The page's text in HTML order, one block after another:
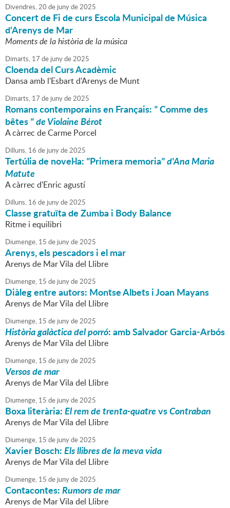
Divendres,20 de junyde2025
Concert de Fi de curs Escola Municipal de Música
d'Arenys de Mar
Moments de la història de la música
Dimarts, 17 de junyde2025
Cloenda del Curs Acadèmic
Dansa amb l'Esbart d'Arenys de Munt
Dimarts, 17 de junyde2025
Romans contemporains en Français: "Comme des
bêtes" de Violaine Bérot
A càrrec de Carme Porcel
Dilluns, 16 de junyde2025
Tertúlia de novel·la: "Primera memoria" d'Ana Maria
Matute
A càrrec d'Enric agustí
Dilluns, 16 de junyde2025
Classe gratuïta de Zumba i Body Balance
Ritme i equilibri
Diumenge, 15 de junyde2025
Arenys, els pescadors i el mar
Arenys de Mar Vila del Llibre
Diumenge, 15 de junyde2025
Diàleg entre autors: Montse Albets i Joan Mayans
Arenys de Mar Vila del Llibre
Diumenge, 15 de junyde2025
Història galàctica del porró: amb Salvador Garcia-Arbós
Arenys de Mar Vila del Llibre
Diumenge, 15 de junyde2025
Versos de mar
Arenys de Mar Vila del Llibre
Diumenge, 15 de junyde2025
Boxa literària:El rem de trenta-quatrevsContraban
Arenys de Mar Vila del Llibre
Diumenge, 15 de junyde2025
Xavier Bosch:Els llibres de la meva vida
Arenys de Mar Vila del Llibre
Diumenge, 15 de junyde2025
Contacontes:Rumors de mar
Arenys de Mar Vila del Llibre